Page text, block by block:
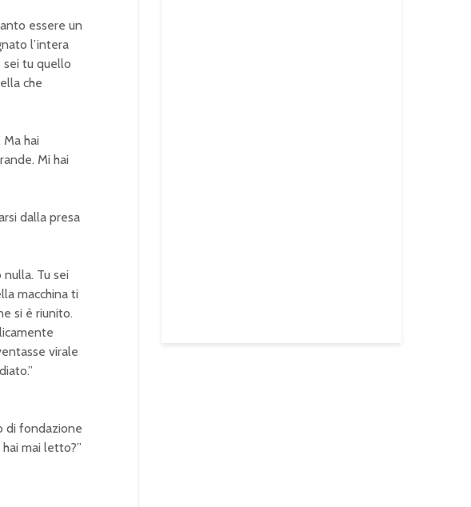
essere un
l’intera
sei tu quello
che
hai
Mi hai
dalla presa
Tu sei
macchina ti
si è riunito.
virale
di fondazione
mai letto?”